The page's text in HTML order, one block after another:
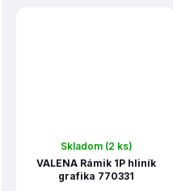
Skladom (2 ks)
VALENA Rámik 1P hliník
grafika 770331